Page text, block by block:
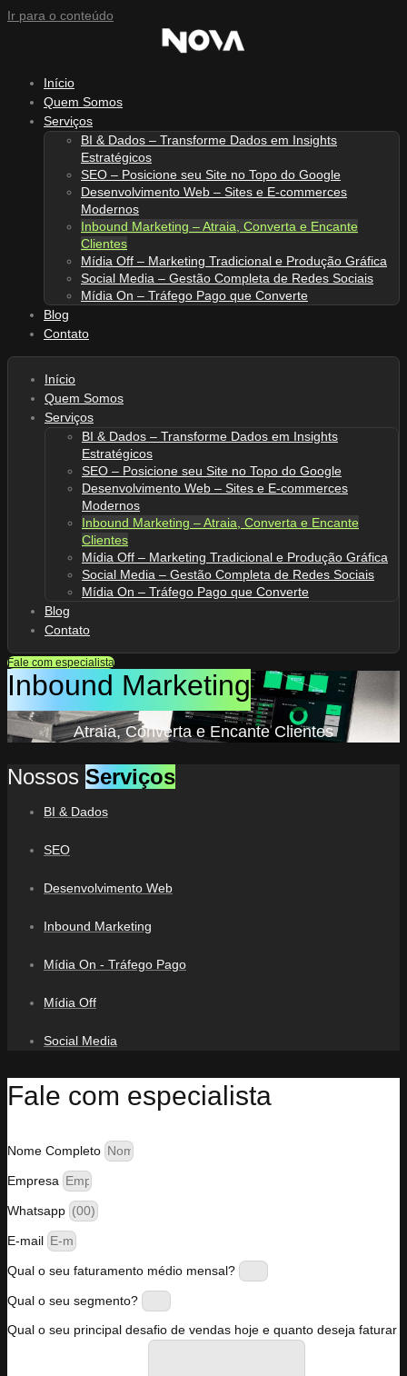
Ir para o conteúdo
Início
Quem Somos
Serviços
BI & Dados – Transforme Dados em Insights
Estratégicos
SEO – Posicione seu Site no Topo do Google
Desenvolvimento Web – Sites e E-commerces
Modernos
Inbound Marketing – Atraia, Converta e Encante
Clientes
Mídia Off – Marketing Tradicional e Produção Gráfica
Social Media – Gestão Completa de Redes Sociais
Mídia On – Tráfego Pago que Converte
Blog
Contato
Início
Quem Somos
Serviços
BI & Dados – Transforme Dados em Insights
Estratégicos
SEO – Posicione seu Site no Topo do Google
Desenvolvimento Web – Sites e E-commerces
Modernos
Inbound Marketing – Atraia, Converta e Encante
Clientes
Mídia Off – Marketing Tradicional e Produção Gráfica
Social Media – Gestão Completa de Redes Sociais
Mídia On – Tráfego Pago que Converte
Blog
Contato
Fale com especialista
Inbound Marketing
Atraia, Converta e Encante Clientes
Nossos Serviços
BI & Dados
SEO
Desenvolvimento Web
Inbound Marketing
Mídia On - Tráfego Pago
Mídia Off
Social Media
Fale com especialista
Nome Completo
Empresa
Whatsapp
E-mail
Qual o seu faturamento médio mensal?
Qual o seu segmento?
Qual o seu principal desafio de vendas hoje e quanto deseja faturar